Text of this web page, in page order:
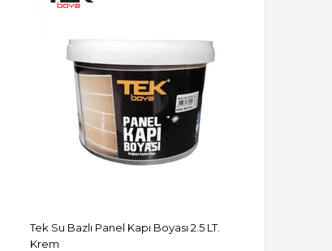
Tek Su Bazlı Panel Kapı Boyası 2.5 LT.
Krem